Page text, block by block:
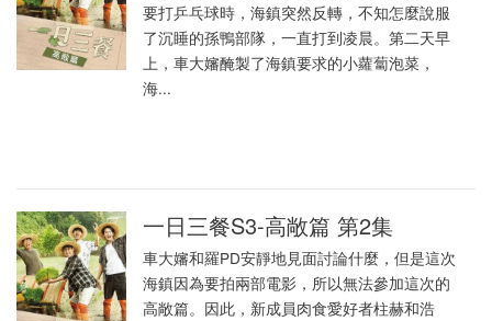
要打乒乓球時，海鎮突然反轉，不知怎麼說服
了沉睡的孫鴨部隊，一直打到凌晨。第二天早
上，車大嬸醃製了海鎮要求的小蘿蔔泡菜，
海...
一日三餐S3-高敞篇 第2集
車大嬸和羅PD安靜地見面討論什麼，但是這次
海鎮因為要拍兩部電影，所以無法參加這次的
高敞篇。因此，新成員肉食愛好者柱赫和浩